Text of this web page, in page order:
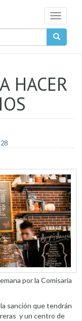
Toggle
HACER
por la Comisaría
sanción que tendrán
y un centro de